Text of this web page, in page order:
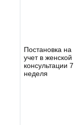
Постановка на
учет в женской
консультации 7
неделя